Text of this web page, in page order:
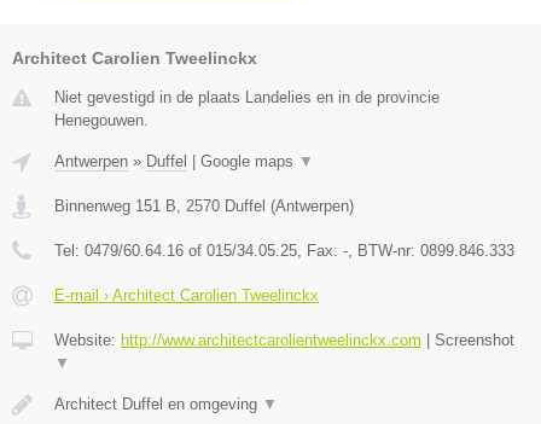
Architect Carolien Tweelinckx
Niet gevestigd in de plaats Landelies en in de provincie
Henegouwen.
Antwerpen » Duffel Google maps ▼
Binnenweg 151 B, 2570 Duffel (Antwerpen)
Tel: 0479/60.64.16 of 015/34.05.25, Fax: -, BTW-nr: 0899.846.333
E-mail › Architect Carolien Tweelinckx
Website: http://www.architectcarolientweelinckx.com
Screenshot
▼
Architect Duffel en omgeving ▼